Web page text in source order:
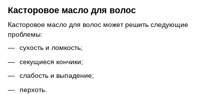
Касторовое масло для волос
Касторовое масло для волос может решить следующие
проблемы:
сухость и ломкость;
секущиеся кончики;
слабость и выпадение;
перхоть.